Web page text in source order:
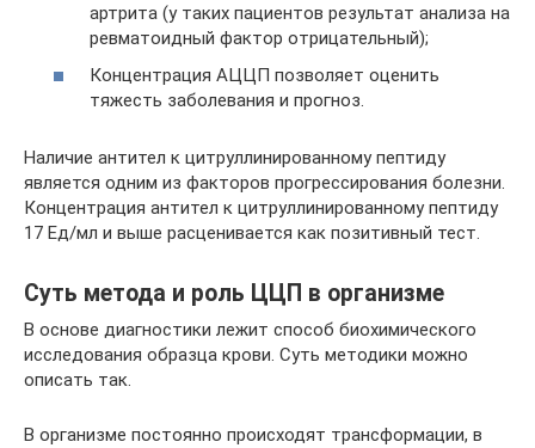
артрита (у таких пациентов результат анализа на
ревматоидный фактор отрицательный);
Концентрация АЦЦП позволяет оценить
тяжесть заболевания и прогноз.
Наличие антител к цитруллинированному пептиду
является одним из факторов прогрессирования болезни.
Концентрация антител к цитруллинированному пептиду
17 Ед/мл и выше расценивается как позитивный тест.
Суть метода и роль ЦЦП в организме
В основе диагностики лежит способ биохимического
исследования образца крови. Суть методики можно
описать так.
В организме постоянно происходят трансформации, в